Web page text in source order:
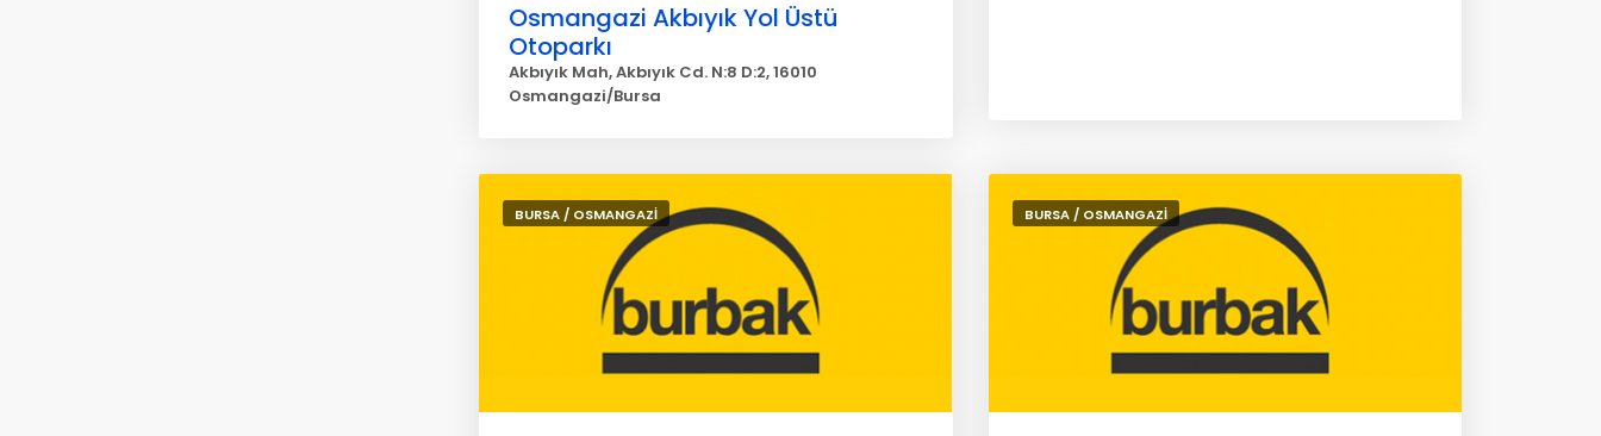
Osmangazi Akbıyık Yol Üstü
Otoparkı
Akbıyık Mah, Akbıyık Cd. N:8 D:2, 16010
Osmangazi/Bursa
BURSA / OSMANGAZİ BURSA / OSMANGAZİ